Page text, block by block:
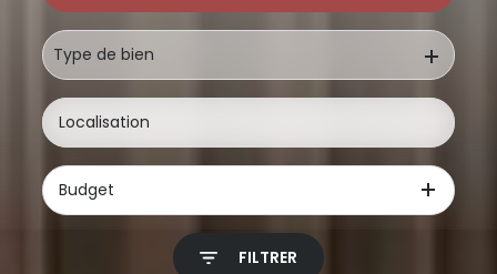
De l'immo pro
Type de bien
Budget
FILTRER